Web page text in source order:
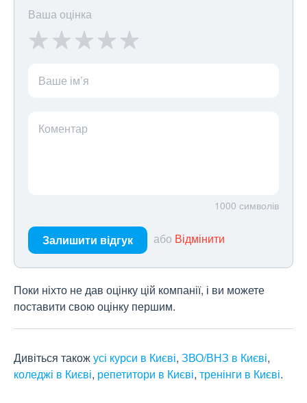
Ваша оцінка
Ваше ім’я
Коментар
1000 символів
Залишити відгук або Відмінити
Поки ніхто не дав оцінку цій компанії, і ви можете
поставити свою оцінку першим.
Дивіться такожусі курси в Києві, ЗВО/ВНЗ в Києві,
коледжі в Києві, репетитори в Києві, тренінги в Києві.